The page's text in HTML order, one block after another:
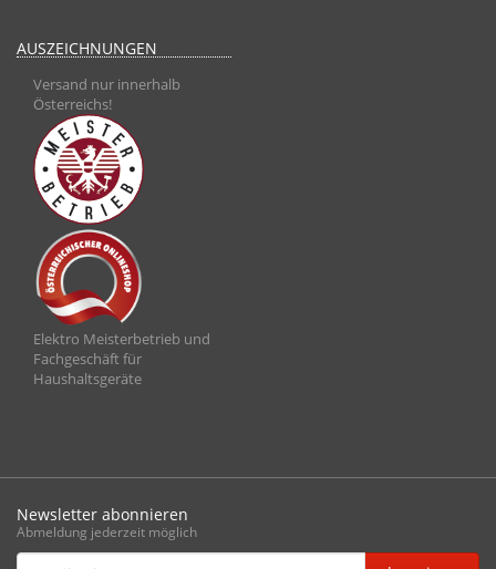
AUSZEICHNUNGEN
Versand nur innerhalb
Österreichs!
Elektro Meisterbetrieb und
Fachgeschäft für
Haushaltsgeräte
Newsletter abonnieren
Abmeldung jederzeit möglich
Email-